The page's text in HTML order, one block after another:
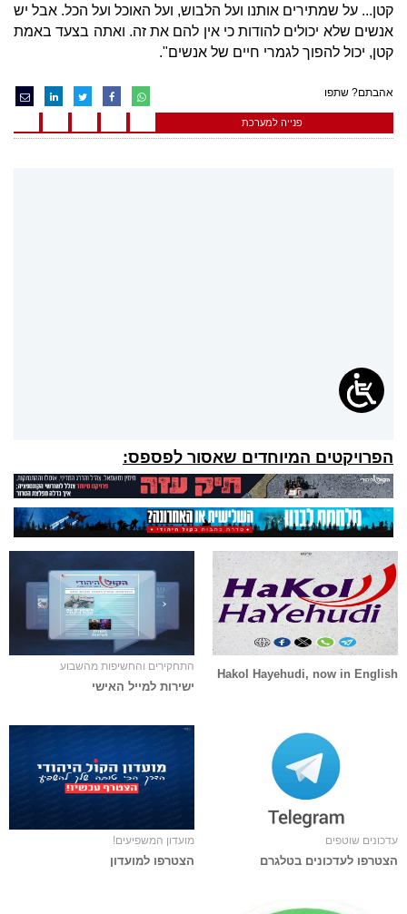
קטן... על שמתירים אותנו ועל הלבוש, ועל האוכל ועל הכל. אבל יש
אנשים שלא יכולים להודות כי אין להם את זה. ואתה בצעד באמת
קטן, יכול להפוך לגמרי חיים של אנשים".
אהבתם? שתפו
פנייה למערכת
הפרויקטים המיוחדים שאסור לפספס:
Hakol Hayehudi, now in English
התחקירים והחשיפות מהשבוע
ישירות למייל האישי
עדכונים שוטפים
הצטרפו לעדכונים בטלגרם
מועדון המשפיעים!
הצטרפו למועדון